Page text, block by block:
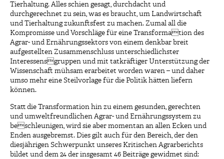
Tierhaltung. Alles schien gesagt, durchdacht und
durchgerechnet zu sein, was es braucht, um Landwirtschaft
und Tierhaltung zukunftsfest zu machen. Zumal all die
Kompromisse und Vorschläge für eine Transformation des
Agrar- und Ernährungssektors von einem denkbar breit
aufgestellten Zusammenschluss unterschiedlichster
Interessensgruppen und mit tatkräftiger Unterstützung der
Wissenschaft mühsam erarbeitet worden waren – und daher
umso mehr eine Steilvorlage für die Politik hätten liefern
können.
Statt die Transformation hin zu einem gesunden, gerechten
und umweltfreundlichen Agrar- und Ernährungssystem zu
beschleunigen, wird sie aber momentan an allen Ecken und
Enden ausgebremst. Dies gilt auch für den Bereich, der den
diesjährigen Schwerpunkt unseres Kritischen Agrarberichts
bildet und dem 24 der insgesamt 46 Beiträge gewidmet sind: